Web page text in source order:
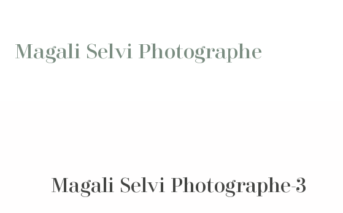
Magali Selvi Photographe
Magali Selvi Photographe-3